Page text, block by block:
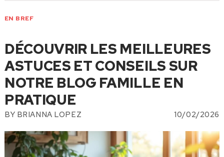
EN BREF
DÉCOUVRIR LES MEILLEURES
ASTUCES ET CONSEILS SUR
NOTRE BLOG FAMILLE EN
PRATIQUE
BY BRIANNA LOPEZ 10/02/2026